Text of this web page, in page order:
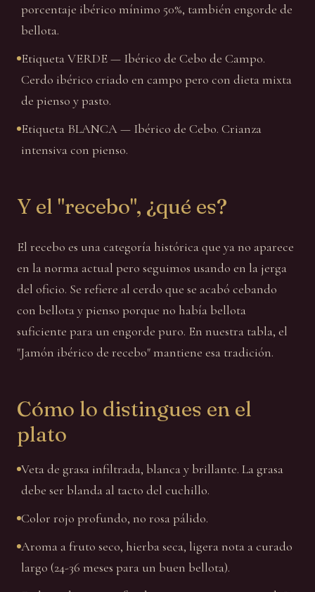
porcentaje ibérico mínimo 50%, también engorde de
bellota.
Etiqueta VERDE — Ibérico de Cebo de Campo.
Cerdo ibérico criado en campo pero con dieta mixta
de pienso y pasto.
Etiqueta BLANCA — Ibérico de Cebo. Crianza
intensiva con pienso.
Y el "recebo", ¿qué es?
El recebo es una categoría histórica que ya no aparece
en la norma actual pero seguimos usando en la jerga
del oficio. Se refiere al cerdo que se acabó cebando
con bellota y pienso porque no había bellota
suficiente para un engorde puro. En nuestra tabla, el
"Jamón ibérico de recebo" mantiene esa tradición.
Cómo lo distingues en el
plato
Veta de grasa infiltrada, blanca y brillante. La grasa
debe ser blanda al tacto del cuchillo.
Color rojo profundo, no rosa pálido.
Aroma a fruto seco, hierba seca, ligera nota a curado
largo (24-36 meses para un buen bellota).